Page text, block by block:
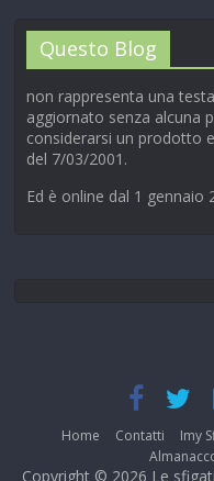
Questo Blog
non rappresenta una
aggiornato senza alcuna
considerarsi un prodotto
del 7/03/2001.
Ed è online dal 1 gennaio
Home Contatti Imy
Copyright © 2026 Le